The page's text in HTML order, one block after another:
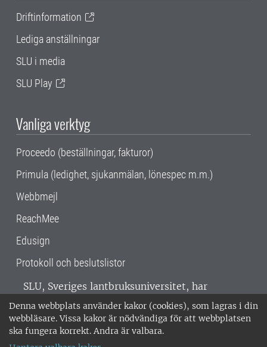
Denna webbplats använder kakor (cookies), som lagras i din
webbläsare. Vissa kakor är nödvändiga för att webbplatsen
ska fungera korrekt. Andra är valbara.
Driftinformation
Lediga anställningar
SLU i media
SLU Play
Vanliga verktyg
Proceedo (beställningar, fakturor)
Primula (ledighet, sjukanmälan, lönespec m.m.)
Webbmejl
ReachMee
Edusign
Protokoll och beslutslistor
SLU, Sveriges lantbruksuniversitet, har
verksamhet över hela Sverige. Huvudorter är
Alnarp, Uppsala och Umeå.SLU är
miljöcertifierat enligt ISO 14001. •
018-67 10 00 • Org nr: 202100-2817 •